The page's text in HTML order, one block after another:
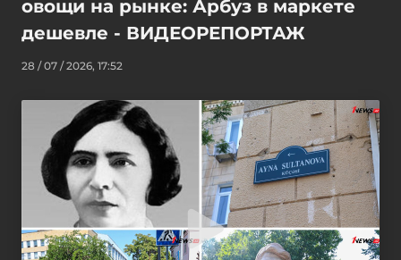
овощи на рынке: Арбуз в маркете
дешевле - ВИДЕОРЕПОРТАЖ
28 / 07 / 2026, 17:52